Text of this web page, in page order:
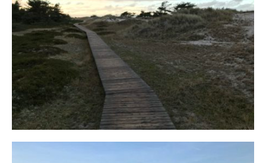
Fischland
12. FEBRUAR 2019